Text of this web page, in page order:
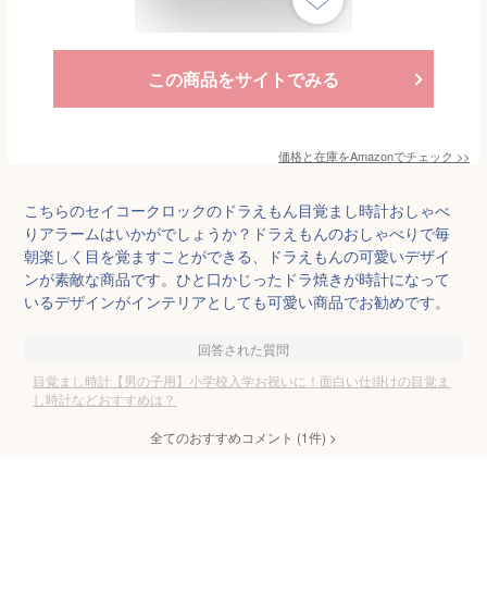
この商品をサイトでみる
価格と在庫をAmazonでチェック >>
こちらのセイコークロックのドラえもん目覚まし時計おしゃべ
りアラームはいかがでしょうか？ドラえもんのおしゃべりで毎
朝楽しく目を覚ますことができる、ドラえもんの可愛いデザイ
ンが素敵な商品です。ひと口かじったドラ焼きが時計になって
いるデザインがインテリアとしても可愛い商品でお勧めです。
回答された質問
目覚まし時計【男の子用】小学校入学お祝いに！面白い仕掛けの目覚ま
し時計などおすすめは？
全てのおすすめコメント (1件) >